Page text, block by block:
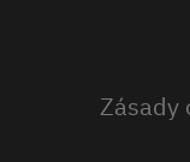
Zásady